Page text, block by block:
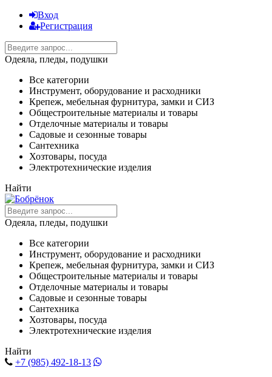
Вход
Регистрация
Одеяла, пледы, подушки
Все категории
Инструмент, оборудование и расходники
Крепеж, мебельная фурнитура, замки и СИЗ
Общестроительные материалы и товары
Отделочные материалы и товары
Садовые и сезонные товары
Сантехника
Хозтовары, посуда
Электротехнические изделия
Найти
Одеяла, пледы, подушки
Все категории
Инструмент, оборудование и расходники
Крепеж, мебельная фурнитура, замки и СИЗ
Общестроительные материалы и товары
Отделочные материалы и товары
Садовые и сезонные товары
Сантехника
Хозтовары, посуда
Электротехнические изделия
Найти
+7 (985) 492-18-13